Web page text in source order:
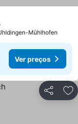
Ver preços
Mühlhofen
Ver preços
Partilhar